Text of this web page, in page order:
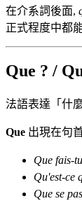
在介系詞後面,
正式程度中都
Que ? /
法語表達「什
Que 出現在句
Que fais-
Qu'est-ce
Que se